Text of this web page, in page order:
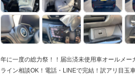
年に一度の総力祭！！届出済未使用車オールメ
ライン相談OK！電話・LINEで完結！訳アリ目玉車